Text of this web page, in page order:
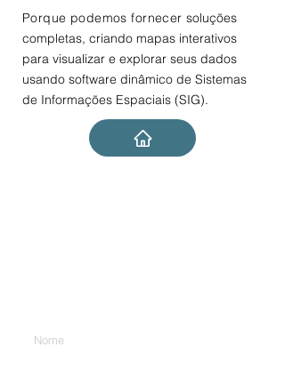
Porque podemos fornecer soluções
completas, criando mapas interativos
para visualizar e explorar seus dados
usando software dinâmico de Sistemas
de Informações Espaciais (SIG).